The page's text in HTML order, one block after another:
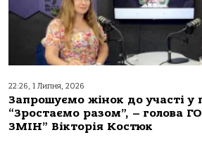
22:26, 1 Липня, 2026
Запрошуємо жінок до участі у
“Зростаємо разом”, – голова
ЗМІН” Вікторія Костюк